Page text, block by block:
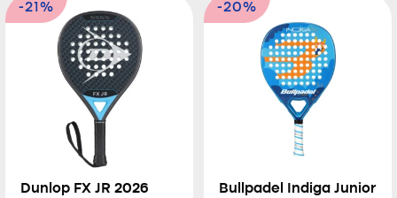
-21%
Dunlop FX JR 2026
-20%
Bullpadel Indiga Junior